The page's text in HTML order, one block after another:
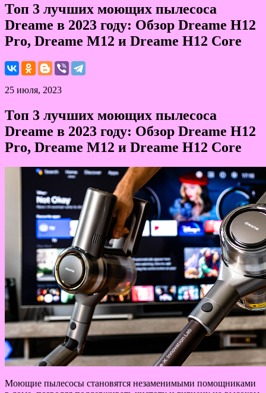
Топ 3 лучших моющих пылесоса
Dreame в 2023 году: Обзор Dreame H12
Pro, Dreame M12 и Dreame H12 Core
25 июля, 2023
Топ 3 лучших моющих пылесоса
Dreame в 2023 году: Обзор Dreame H12
Pro, Dreame M12 и Dreame H12 Core
Моющие пылесосы становятся незаменимыми помощниками